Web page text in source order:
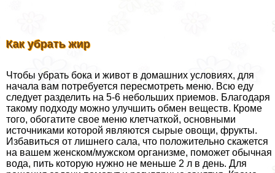
Как убрать жир­
Чтобы убрать бока и живот в домашних условиях, для
начала вам потребуется пересмотреть меню. Всю еду
следует разделить на 5-6 небольших приемов. Благодаря
такому подходу можно улучшить обмен веществ. Кроме
того, обогатите свое меню клетчаткой, основными
источниками которой являются сырые овощи, фрукты.
Избавиться от лишнего сала, что положительно скажется
на вашем женском/мужском организме, поможет обычная
вода, пить которую нужно не меньше 2 л в день. Для